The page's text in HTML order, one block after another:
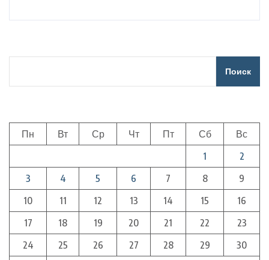
Поиск
Пн Вт Ср Чт Пт Сб
Вс
1
2
3
4 5 6 7 8
9
10
11 12 13 14 15
16
17
18 19 20 21 22
23
24
25 26 27 28 29
30